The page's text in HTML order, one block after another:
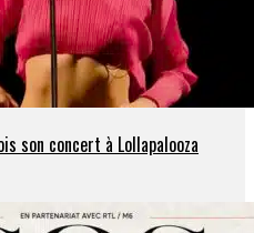
son concert à Lollapalooza